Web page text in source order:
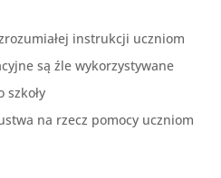
instrukcji uczniom
są źle wykorzystywane
szkoły
na rzecz pomocy uczniom